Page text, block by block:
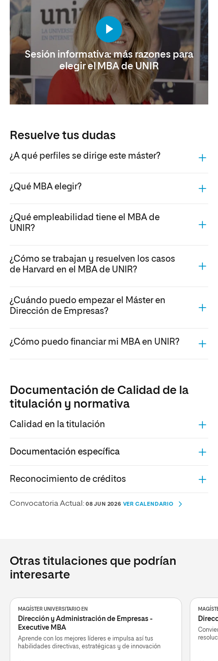
Sesión informativa: más razones para
elegir el MBA de UNIR
Resuelve tus dudas
¿A qué perfiles se dirige este máster?
¿Qué MBA elegir?
¿Qué empleabilidad tiene el MBA de
UNIR?
¿Cómo se trabajan y resuelven los casos
de Harvard en el MBA de UNIR?
¿Cuándo puedo empezar el Máster en
Dirección de Empresas?
¿Cómo puedo financiar mi MBA en UNIR?
Documentación de Calidad de la
titulación y normativa
Calidad en la titulación
Documentación específica
Reconocimiento de créditos
Convocatoria Actual: 08 JUN 2026 VER CALENDARIO
Otras titulaciones que podrían
interesarte
MAGÍSTER UNIVERSITARIO EN
Dirección y Administración de Empresas -
Executive MBA
Aprende con los mejores líderes e impulsa así tus
habilidades directivas, estratégicas y de innovación